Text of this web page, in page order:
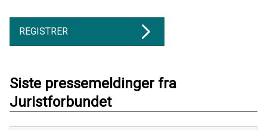
REGISTRER
Siste pressemeldinger fra
Juristforbundet